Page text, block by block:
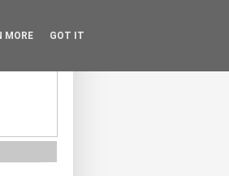
MORE GOT IT